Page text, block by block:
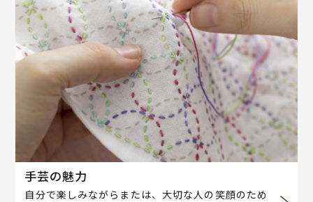
手芸の魅力
自分で楽しみながらまたは、大切な人の笑顔のため